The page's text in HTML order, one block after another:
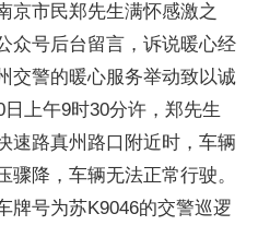
京市民郑先生满怀感激之
众号后台留言，诉说暖心经
交警的暖心服务举动致以诚
上午9时30分许，郑先生
速路真州路口附近时，车辆
降，车辆无法正常行驶。
牌号为苏K9046的交警巡逻